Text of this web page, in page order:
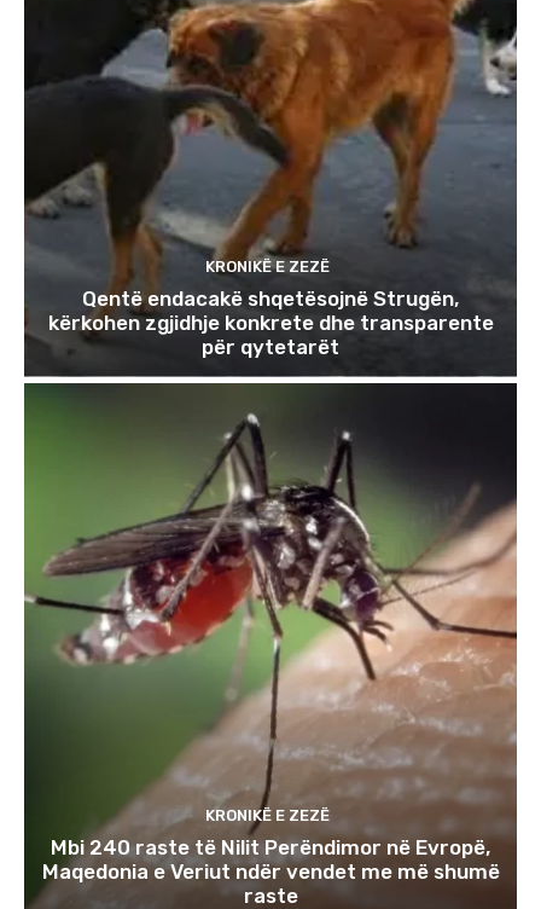
KRONIKË E ZEZË
Qentë endacakë shqetësojnë Strugën,
kërkohen zgjidhje konkrete dhe transparente
për qytetarët
KRONIKË E ZEZË
Mbi 240 raste të Nilit Perëndimor në Evropë,
Maqedonia e Veriut ndër vendet me më shumë
raste